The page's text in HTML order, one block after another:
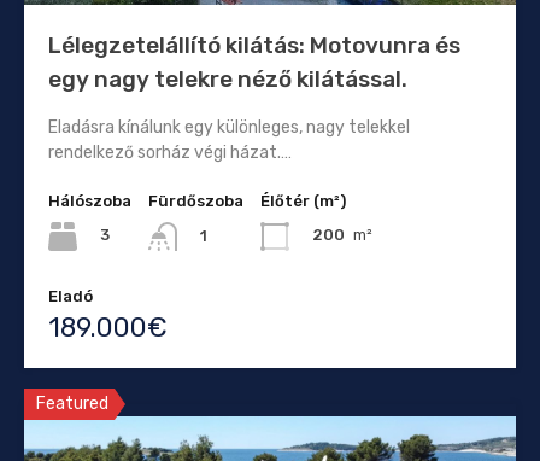
Lélegzetelállító kilátás: Motovunra és
egy nagy telekre néző kilátással.
Eladásra kínálunk egy különleges, nagy telekkel
rendelkező sorház végi házat.…
Hálószoba
3
Fürdőszoba
1
Élőtér (m²)
200 m²
Eladó
189.000€
Featured